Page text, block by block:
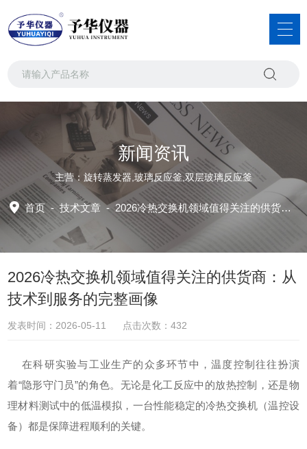
新闻资讯
主营：旋转蒸发器,玻璃反应釜,双层玻璃反应釜
首页-技术文章 -2026冷热交换机领域值得关注的供货商：从技术到服务的完整画像
2026冷热交换机领域值得关注的供货商：从
技术到服务的完整画像
发表时间：2026-05-11 点击次数：432
在科研实验与工业生产的众多环节中，温度控制往往扮演
着“隐形守门员”的角色。无论是化工反应中的放热控制，还是物
理材料测试中的低温模拟，一台性能稳定的冷热交换机（温控设
备）都是保障进程顺利的关键。